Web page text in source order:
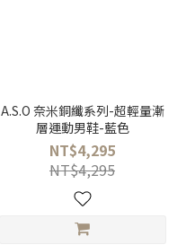
A.S.O 奈米銅纖系列-超輕量漸
層運動男鞋-藍色
NT$4,295
NT$4,295